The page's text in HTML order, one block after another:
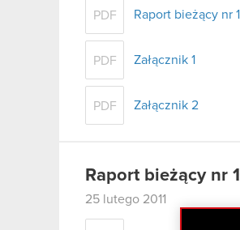
PDF Raport bieżący nr
PDF Załącznik 1
PDF Załącznik 2
Raport bieżący nr
25 lutego 2011